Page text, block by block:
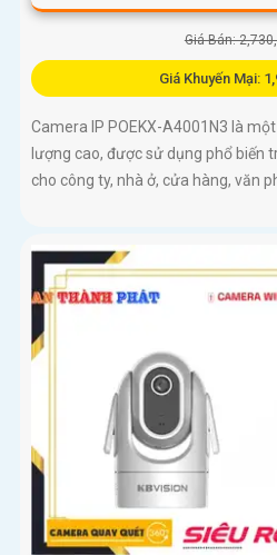
Giá Bán:
Giá Khuyến Mại:
Camera IP POEKX-A4001N3 là
lượng cao, được sử dụng phổ biến
cho công ty, nhà ở, cửa hàng, văn